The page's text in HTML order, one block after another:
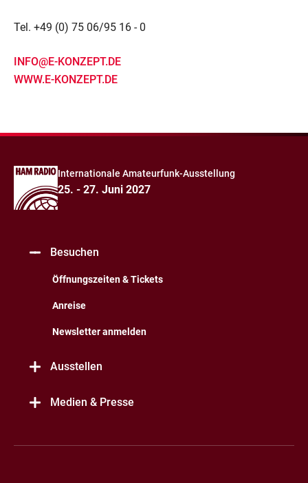
Tel. +49 (0) 75 06/95 16 - 0
INFO@E-KONZEPT.DE
WWW.E-KONZEPT.DE
Internationale Amateurfunk-Ausstellung
25. - 27. Juni 2027
Besuchen
Öffnungszeiten & Tickets
Anreise
Newsletter anmelden
Ausstellen
Medien & Presse